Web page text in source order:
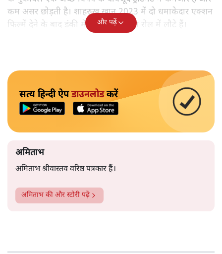
कम असर छोड़ती है। शाहरुख खान 2023 में दो धमाकेदार एक्शन
फिल्में देने के बाद डंकी में वापस इमोशनल रोल में लौटे हैं।
और पढ़ें
सत्य हिन्दी ऐपडाउनलोडकरें
अमिताभ
अमिताभ श्रीवास्तव वरिष्ठ पत्रकार हैं।
अमिताभ की और स्टोरी पढ़ें